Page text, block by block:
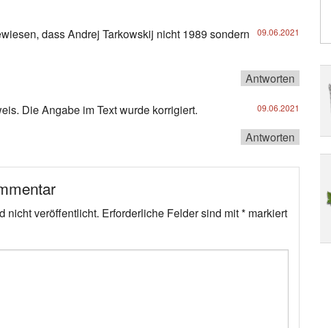
09.06.2021
dass Andrej Tarkowskij nicht 1989 sondern
Antworten
09.06.2021
Die Angabe im Text wurde korrigiert.
Antworten
nicht veröffentlicht. Erforderliche Felder sind mit* markiert